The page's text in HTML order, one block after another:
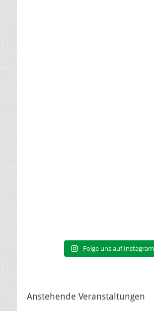
Folge uns auf Instagram
Anstehende Veranstaltungen